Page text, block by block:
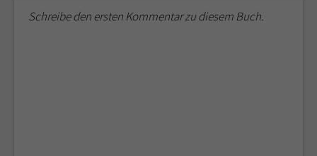
Schreibe den ersten Kommentar zu diesem Buch.